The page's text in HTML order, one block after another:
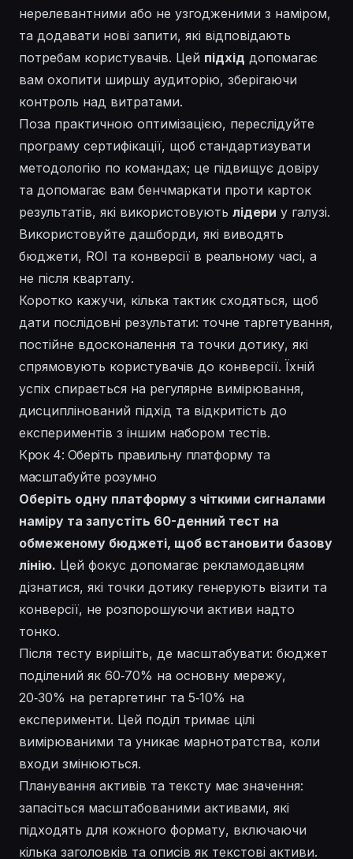
нерелевантними або не узгодженими з наміром,
та додавати нові запити, які відповідають
потребам користувачів. Цей підхід допомагає
вам охопити ширшу аудиторію, зберігаючи
контроль над витратами.
Поза практичною оптимізацією, переслідуйте
програму сертифікації, щоб стандартизувати
методологію по командах; це підвищує довіру
та допомагає вам бенчмаркати проти карток
результатів, які використовують лідери у галузі.
Використовуйте дашборди, які виводять
бюджети, ROI та конверсії в реальному часі, а
не після кварталу.
Коротко кажучи, кілька тактик сходяться, щоб
дати послідовні результати: точне таргетування,
постійне вдосконалення та точки дотику, які
спрямовують користувачів до конверсії. Їхній
успіх спирається на регулярне вимірювання,
дисциплінований підхід та відкритість до
експериментів з іншим набором тестів.
Крок 4: Оберіть правильну платформу та
масштабуйте розумно
Оберіть одну платформу з чіткими сигналами
наміру та запустіть 60-денний тест на
обмеженому бюджеті, щоб встановити базову
лінію. Цей фокус допомагає рекламодавцям
дізнатися, які точки дотику генерують візити та
конверсії, не розпорошуючи активи надто
тонко.
Після тесту вирішіть, де масштабувати: бюджет
поділений як 60‑70% на основну мережу,
20‑30% на ретаргетинг та 5‑10% на
експерименти. Цей поділ тримає цілі
вимірюваними та уникає марнотратства, коли
входи змінюються.
Планування активів та тексту має значення:
запасіться масштабованими активами, які
підходять для кожного формату, включаючи
кілька заголовків та описів як текстові активи.